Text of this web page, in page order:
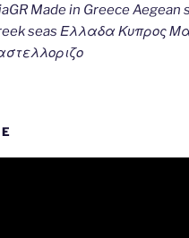
Made in Greece Aegean
seas Ελλαδα Κυπρος